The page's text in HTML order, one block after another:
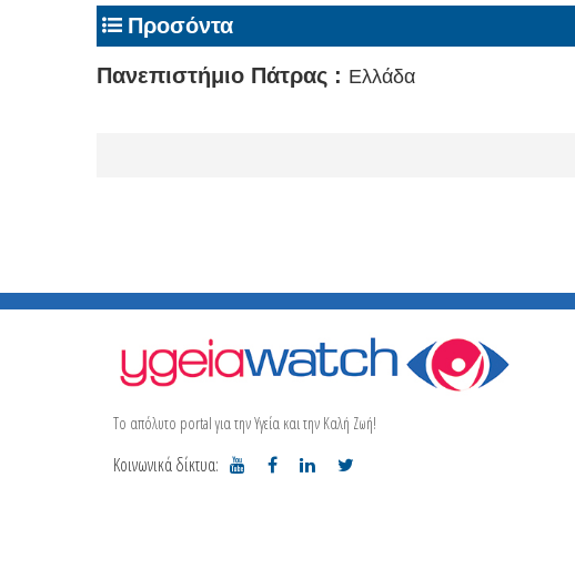
Προσόντα
Πανεπιστήμιο Πάτρας : Ελλάδα
Το απόλυτο portal για την Υγεία και την Καλή Ζωή!
Κοινωνικά δίκτυα: